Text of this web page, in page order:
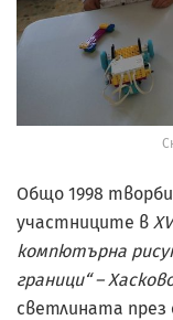
Общо 1998
участниците в
компютърна
граници“ –
светлината през